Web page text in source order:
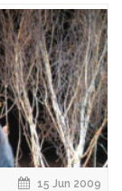
15 Jun 2009